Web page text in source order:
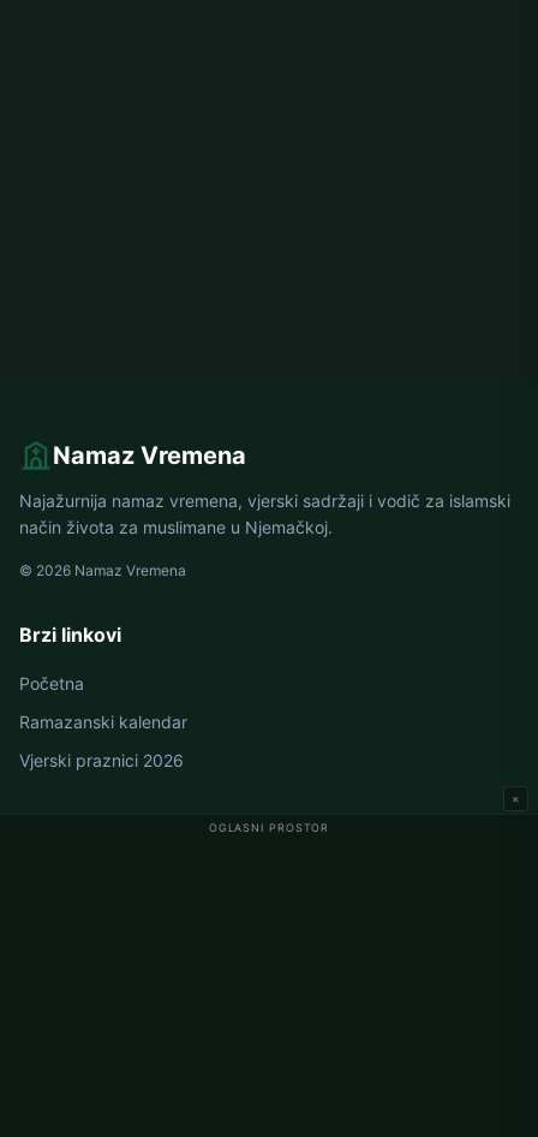
OGLASNI PROSTOR
×
Namaz Vremena
Najažurnija namaz vremena, vjerski sadržaji i vodič za islamski
način života za muslimane u Njemačkoj.
© 2026 Namaz Vremena
Brzi linkovi
Početna
Ramazanski kalendar
Vjerski praznici 2026
Namaz vremena u Njemačkoj